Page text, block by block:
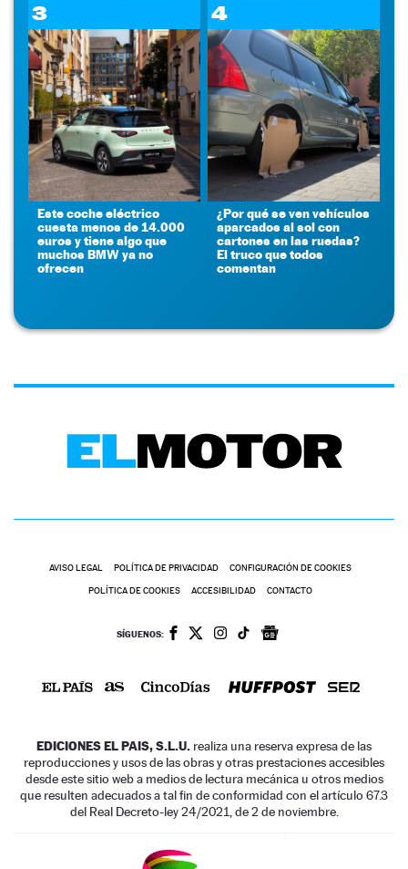
3
Este coche eléctrico
cuesta menos de 14.000
euros y tiene algo que
muchos BMW ya no
ofrecen
4
¿Por qué se ven vehículos
aparcados al sol con
cartones en las ruedas?
El truco que todos
comentan
AVISO LEGAL POLÍTICA DE PRIVACIDAD CONFIGURACIÓN DE COOKIES
POLÍTICA DE COOKIES ACCESIBILIDAD CONTACTO
SÍGUENOS:
EDICIONES EL PAIS, S.L.U. realiza una reserva expresa de las
reproducciones y usos de las obras y otras prestaciones accesibles
desde este sitio web a medios de lectura mecánica u otros medios
que resulten adecuados a tal fin de conformidad con el artículo 67.3
del Real Decreto-ley 24/2021, de 2 de noviembre.